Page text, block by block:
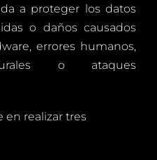
a proteger los datos
o daños causados
errores humanos,
o ataques
en realizar tres